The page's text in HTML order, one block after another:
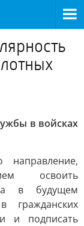
в войсках
освоить
а в будущем
гражданских
и подписать